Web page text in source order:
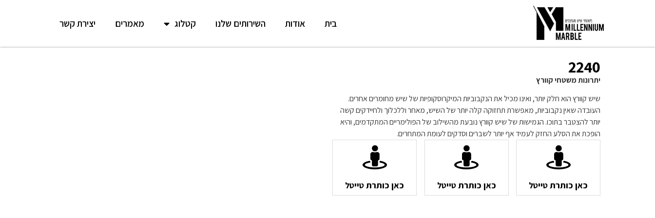
בית אודות השירותים שלנו קטלוג מאמרים יצירת קשר
2240
יתרונות משטחי קוורץ
שיש קוורץ הוא חלק יותר, ואינו מכיל את הנקבוביות המיקרוסקופיות של שיש מחומרים אחרים.
העובדה שאין נקבוביות, מאפשרת תחזוקה קלה יותר של השיש, מאחר וללכלוך ולחיידקים קשה
יותר להצטבר בתוכו. הגמישות של שיש קוורץ נובעת מהשילוב של הפולימריים המתקדמים, והיא
הופכת את הסלע החזק לעמיד אף יותר לשברים וסדקים לעומת המתחרים.
כאן כותרת טייטל כאן כותרת טייטל כאן כותרת טייטל